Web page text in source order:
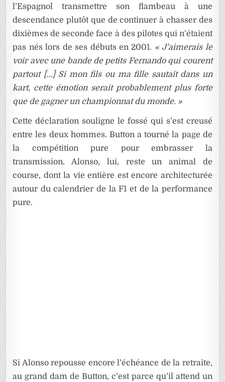
l’Espagnol transmettre son flambeau à une
descendance plutôt que de continuer à chasser des
dixièmes de seconde face à des pilotes qui n’étaient
pas nés lors de ses débuts en 2001. « J’aimerais le
voir avec une bande de petits Fernando qui courent
partout […] Si mon fils ou ma fille sautait dans un
kart, cette émotion serait probablement plus forte
que de gagner un championnat du monde. »
Cette déclaration souligne le fossé qui s’est creusé
entre les deux hommes. Button a tourné la page de
la compétition pure pour embrasser la
transmission. Alonso, lui, reste un animal de
course, dont la vie entière est encore architecturée
autour du calendrier de la F1 et de la performance
pure.
Si Alonso repousse encore l’échéance de la retraite,
au grand dam de Button, c’est parce qu’il attend un